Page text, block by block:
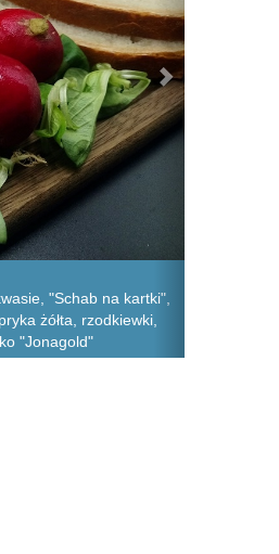
"Schab na kartki",
żółta, rzodkiewki,
"Jonagold"